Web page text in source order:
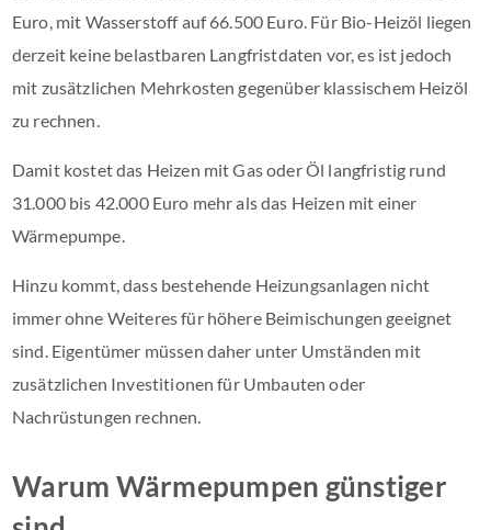
Euro, mit Wasserstoff auf 66.500 Euro. Für Bio-Heizöl liegen
derzeit keine belastbaren Langfristdaten vor, es ist jedoch
mit zusätzlichen Mehrkosten gegenüber klassischem Heizöl
zu rechnen.
Damit kostet das Heizen mit Gas oder Öl langfristig rund
31.000 bis 42.000 Euro mehr als das Heizen mit einer
Wärmepumpe.
Hinzu kommt, dass bestehende Heizungsanlagen nicht
immer ohne Weiteres für höhere Beimischungen geeignet
sind. Eigentümer müssen daher unter Umständen mit
zusätzlichen Investitionen für Umbauten oder
Nachrüstungen rechnen.
Warum Wärmepumpen günstiger